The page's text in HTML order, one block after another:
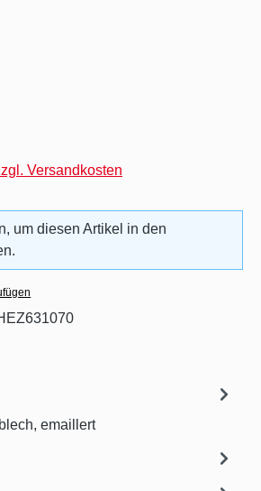
Versandkosten
um diesen Artikel in den
emaillert